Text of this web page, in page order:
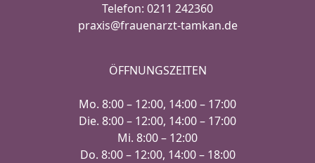
Telefon: 0211 242360
praxis@frauenarzt-tamkan.de
ÖFFNUNGSZEITEN
Mo. 8:00 – 12:00, 14:00 – 17:00
Die. 8:00 – 12:00, 14:00 – 17:00
Mi. 8:00 – 12:00
Do. 8:00 – 12:00, 14:00 – 18:00